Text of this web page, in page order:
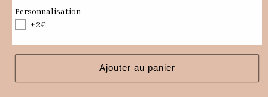
Sac
banane
en
toile
en
toile
bleu
Personnalisation
+2€
Ajouter au panier